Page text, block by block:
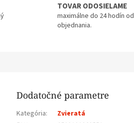
TOVAR ODOSIELAME
maximálne do 24 hodín od
objednania.
Dodatočné parametre
Kategória:
Zvieratá